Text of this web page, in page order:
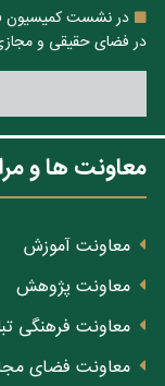
در نشست کمیسیون
در فضای حقیقی و
معاونت ها و
معاونت آموزش
معاونت پژوهش
معاونت فرهنگی
معاونت فضای